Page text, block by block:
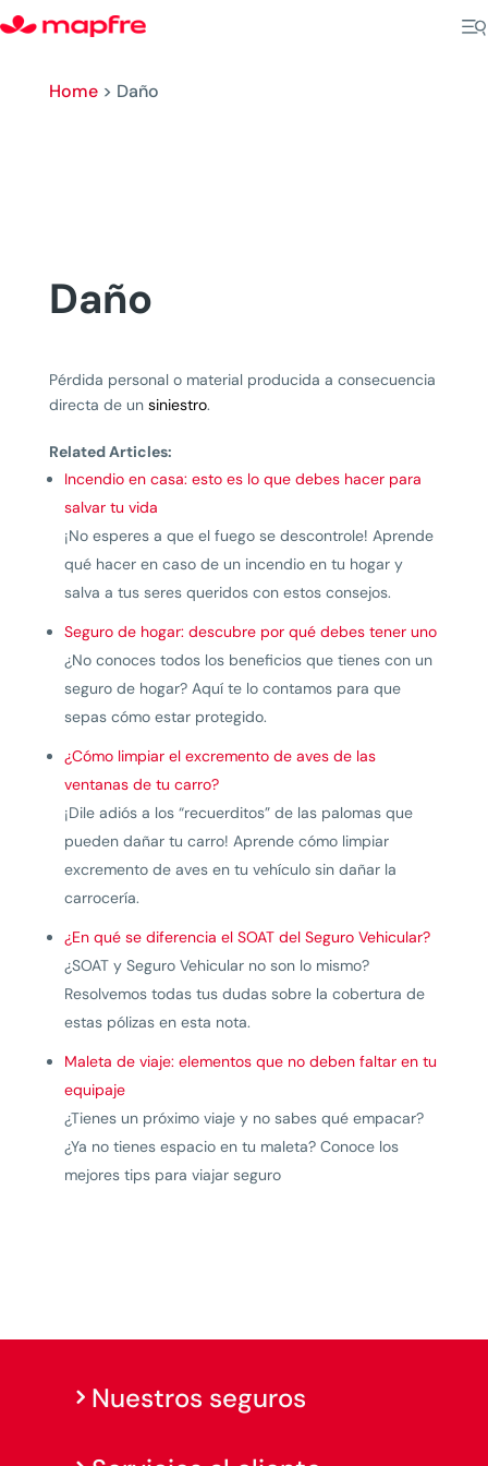
Home> Daño
Daño
Pérdida personal o material producida a consecuencia
directa de un siniestro.
Related Articles:
Incendio en casa: esto es lo que debes hacer para
salvar tu vida
¡No esperes a que el fuego se descontrole! Aprende
qué hacer en caso de un incendio en tu hogar y
salva a tus seres queridos con estos consejos.
Seguro de hogar: descubre por qué debes tener uno
¿No conoces todos los beneficios que tienes con un
seguro de hogar? Aquí te lo contamos para que
sepas cómo estar protegido.
¿Cómo limpiar el excremento de aves de las
ventanas de tu carro?
¡Dile adiós a los “recuerditos” de las palomas que
pueden dañar tu carro! Aprende cómo limpiar
excremento de aves en tu vehículo sin dañar la
carrocería.
¿En qué se diferencia el SOAT del Seguro Vehicular?
¿SOAT y Seguro Vehicular no son lo mismo?
Resolvemos todas tus dudas sobre la cobertura de
estas pólizas en esta nota.
Maleta de viaje: elementos que no deben faltar en tu
equipaje
¿Tienes un próximo viaje y no sabes qué empacar?
¿Ya no tienes espacio en tu maleta? Conoce los
mejores tips para viajar seguro
Nuestros seguros